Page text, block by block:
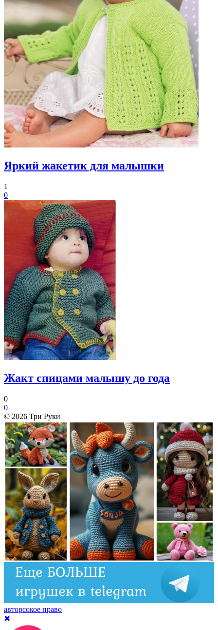
Яркий жакетик для малышки
1
0
Жакт спицами малышу до года
0
0
© 2026 Три Руки
авторсокое право
✖